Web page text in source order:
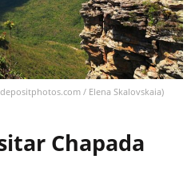
/ Elena Skalovskaia)
Chapada